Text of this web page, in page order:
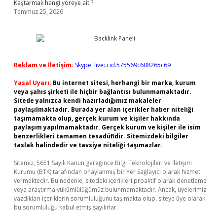
Kaştarmak hangi yöreye ait ?
Temmuz 25, 2026
Reklam ve İletişim: Skype: live:.cid.575569c608265c69
Yasal Uyarı: Bu internet sitesi, herhangi bir marka, kurum
veya şahıs şirketi ile hiçbir bağlantısı bulunmamaktadır.
Sitede yalnızca kendi hazırladığımız makaleler
paylaşılmaktadır. Burada yer alan içerikler haber niteliği
taşımamakta olup, gerçek kurum ve kişiler hakkında
paylaşım yapılmamaktadır. Gerçek kurum ve kişiler ile isim
benzerlikleri tamamen tesadüfidir. Sitemizdeki bilgiler
taslak halindedir ve tavsiye niteliği taşımazlar.
Sitemiz, 5651 Sayılı Kanun gereğince Bilgi Teknolojileri ve İletişim
Kurumu (BTK) tarafından onaylanmış bir Yer Sağlayıcı olarak hizmet
vermektedir. Bu nedenle, sitedeki içerikleri proaktif olarak denetleme
veya araştırma yükümlülüğümüz bulunmamaktadır. Ancak, üyelerimiz
yazdıkları içeriklerin sorumluluğunu taşımakta olup, siteye üye olarak
bu sorumluluğu kabul etmiş sayılırlar.